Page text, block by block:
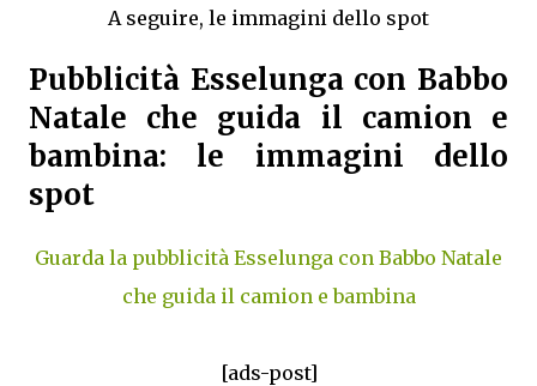
A seguire, le immagini dello spot
Pubblicità Esselunga con Babbo
Natale che guida il camion e
bambina: le immagini dello
spot
Guarda la pubblicità Esselunga con Babbo Natale
che guida il camion e bambina
[ads-post]